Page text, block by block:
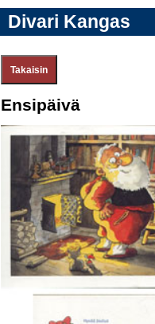
Divari Kangas
Ensipäivä